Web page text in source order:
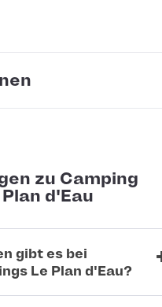
zu Camping
d'Eau
gibt es bei
Le Plan d'Eau?